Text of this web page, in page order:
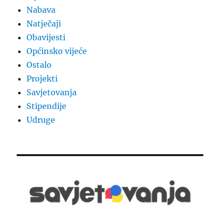
Nabava
Natječaji
Obavijesti
Općinsko vijeće
Ostalo
Projekti
Savjetovanja
Stipendije
Udruge